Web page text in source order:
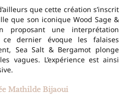
que cette création s’inscrit
que son iconique Wood Sage &
proposant une interprétation
dernier évoque les falaises
Sea Salt & Bergamot plonge
vagues. L’expérience est ainsi
Mathilde Bijaoui